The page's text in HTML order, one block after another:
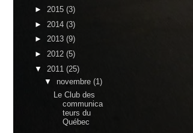
► 2015 (3)
► 2014 (3)
► 2013 (9)
► 2012 (5)
▼ 2011 (25)
▼ novembre (1)
Le Club des
communica
teurs du
Québec